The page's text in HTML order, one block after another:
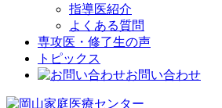
指導医紹介
よくある質問
専攻医・修了生の声
トピックス
お問い合わせ